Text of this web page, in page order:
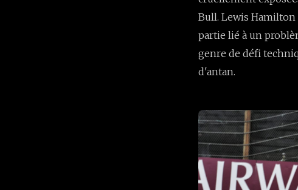
Bull. Lewis
partie lié à un
genre de défi
d'antan.